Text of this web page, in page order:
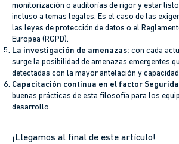
monitorización o auditorías de rigor y estar
incluso a temas legales. Es el caso de las
las leyes de protección de datos o el
Europea (RGPD).
La investigación de amenazas: con cada
surge la posibilidad de amenazas emergentes
detectadas con la mayor antelación y
Capacitación continua en el factor
buenas prácticas de esta filosofía para los
desarrollo.
¡Llegamos al final de este artículo!